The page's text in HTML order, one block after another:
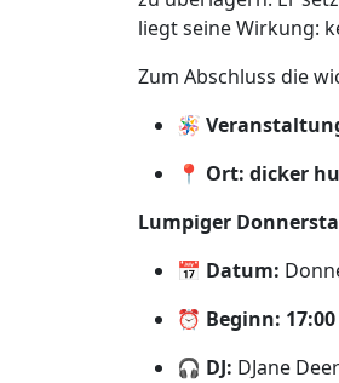
liegt seine Wirkung:
Zum Abschluss die
🪅
📍 Ort: dicker
Lumpiger
📅 Datum:
⏰ Beginn:
🎧 DJ: DJane